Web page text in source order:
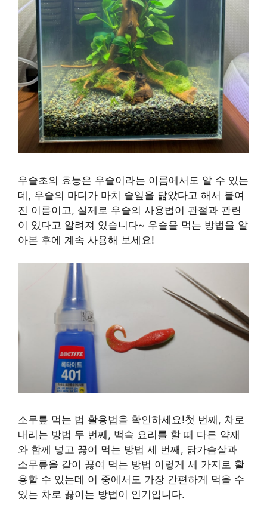
우슬초의 효능은 우슬이라는 이름에서도 알 수 있는
데, 우슬의 마디가 마치 솔잎을 닮았다고 해서 붙여
진 이름이고, 실제로 우슬의 사용법이 관절과 관련
이 있다고 알려져 있습니다~ 우슬을 먹는 방법을 알
아본 후에 계속 사용해 보세요!
소무릎 먹는 법 활용법을 확인하세요!첫 번째, 차로
내리는 방법 두 번째, 백숙 요리를 할 때 다른 약재
와 함께 넣고 끓여 먹는 방법 세 번째, 닭가슴살과
소무릎을 같이 끓여 먹는 방법 이렇게 세 가지로 활
용할 수 있는데 이 중에서도 가장 간편하게 먹을 수
있는 차로 끓이는 방법이 인기입니다.